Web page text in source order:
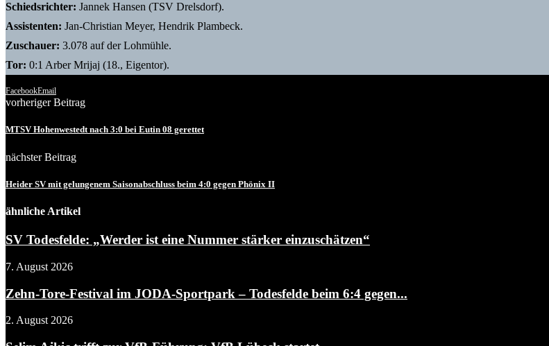
Schiedsrichter: Jannek Hansen (TSV Drelsdorf).
Assistenten: Jan-Christian Meyer, Hendrik Plambeck.
Zuschauer: 3.078 auf der Lohmühle.
Tor: 0:1 Arber Mrijaj (18., Eigentor).
FacebookEmail
vorheriger Beitrag
MTSV Hohenwestedt nach 3:0 bei Eutin 08 gerettet
nächster Beitrag
Heider SV mit gelungenem Saisonabschluss beim 4:0 gegen Phönix II
ähnliche Artikel
SV Todesfelde: „Werder ist eine Nummer stärker einzuschätzen“
7. August 2026
Zehn-Tore-Festival im JODA-Sportpark – Todesfelde beim 6:4 gegen...
2. August 2026